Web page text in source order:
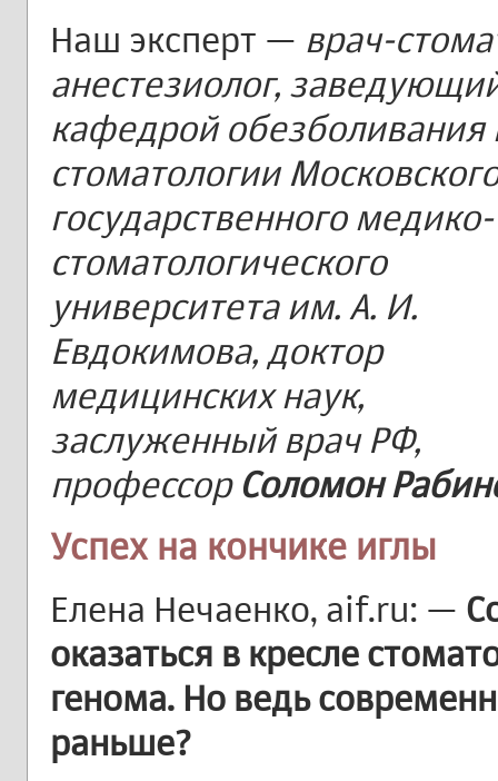
Наш эксперт — врач-
анестезиолог,
кафедрой обезболивания
стоматологии
государственного медико-
стоматологического
университета им. А. И.
Евдокимова, доктор
медицинских наук,
заслуженный врач РФ,
профессор Соломон
Успех на кончике иглы
Елена Нечаенко, aif.ru: —
оказаться в кресле
генома. Но ведь
раньше?